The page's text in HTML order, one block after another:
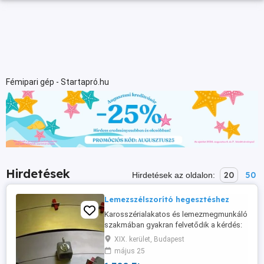
Fémipari gép - Startapró.hu
Hirdetések Hirdetések az oldalon: 20 50
Lemezszélszorító hegesztéshez
Karosszérialakatos és lemezmegmunkáló
szakmában gyakran felvetődik a kérdés:
hogyan lehet két lemezt élében
hegeszteni akár több cm hosszban. Erre a
problémára ad megoldást ez a kis szorító
XIX. kerület, Budapest
május 25